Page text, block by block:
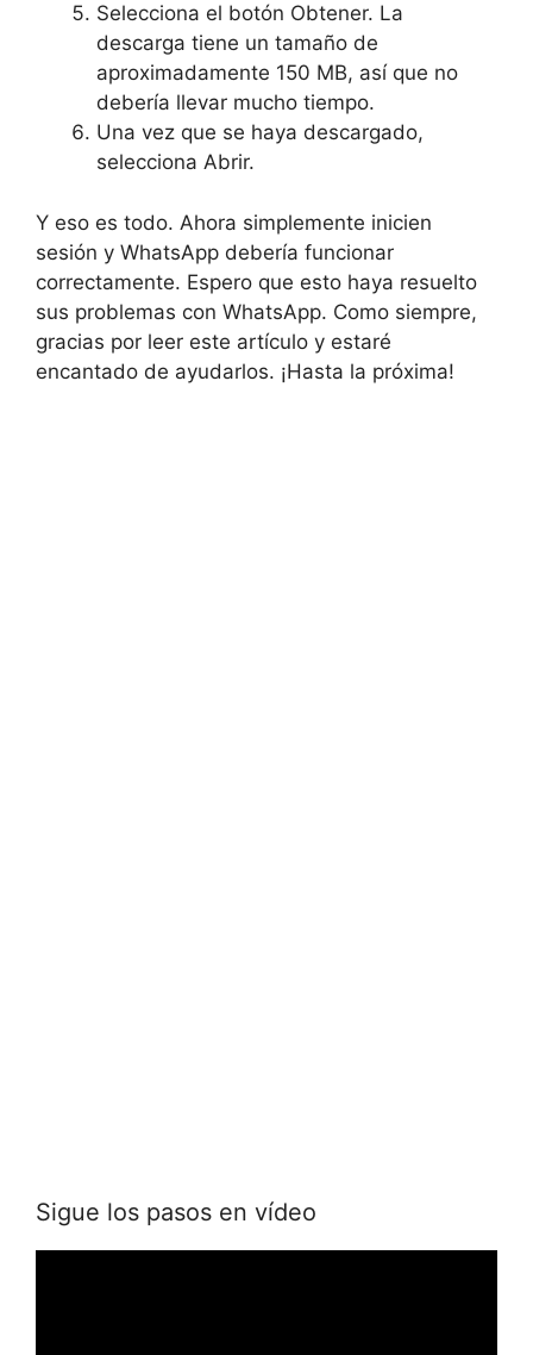
Selecciona el botón Obtener. La
descarga tiene un tamaño de
aproximadamente 150 MB, así que no
debería llevar mucho tiempo.
Una vez que se haya descargado,
selecciona Abrir.
Y eso es todo. Ahora simplemente inicien
sesión y WhatsApp debería funcionar
correctamente. Espero que esto haya resuelto
sus problemas con WhatsApp. Como siempre,
gracias por leer este artículo y estaré
encantado de ayudarlos. ¡Hasta la próxima!
Sigue los pasos en vídeo